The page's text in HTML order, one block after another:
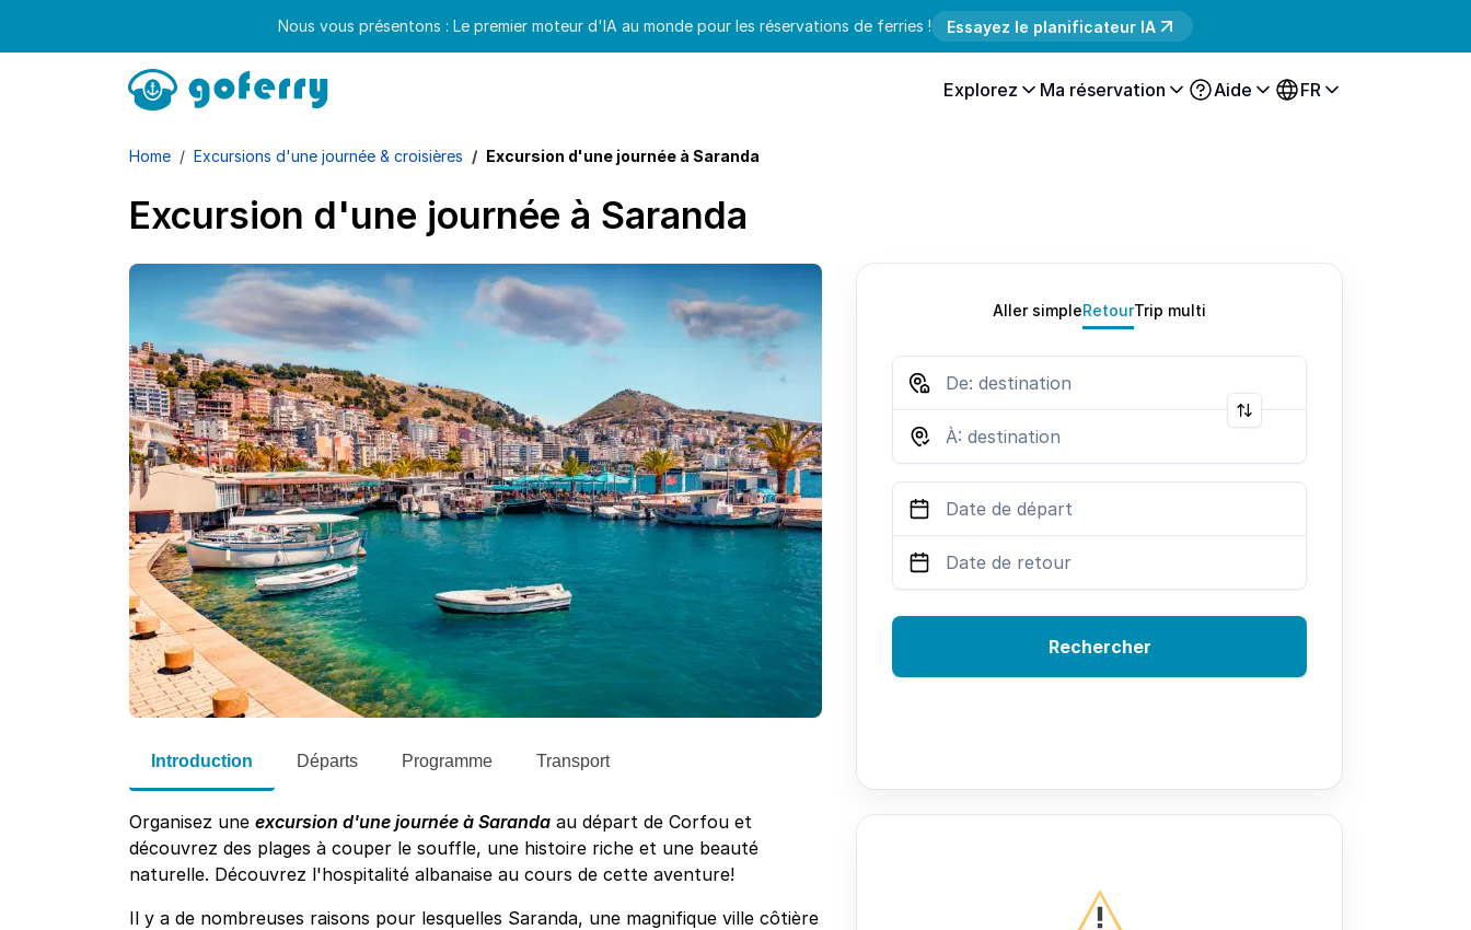
Nous vous présentons : Le premier moteur d'IA au monde pour les réservations de ferries ! Essayez le planificateur IA
Explorez Ma réservation Aide FR
Home Excursions d'une journée & croisières Excursion d'une journée à Saranda
Excursion d'une journée à Saranda
Introduction Départs Programme Transport
Organisez une excursion d'une journée à Saranda au départ de Corfou et
découvrez des plages à couper le souffle, une histoire riche et une beauté
naturelle. Découvrez l'hospitalité albanaise au cours de cette aventure!
Il y a de nombreuses raisons pour lesquelles Saranda, une magnifique ville côtière
Aller simpleRetourTrip multi
Rechercher